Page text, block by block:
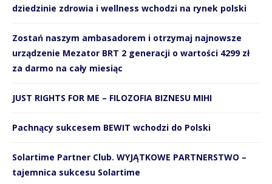
dziedzinie zdrowia i wellness wchodzi na rynek polski
Zostań naszym ambasadorem i otrzymaj najnowsze
urządzenie Mezator BRT 2 generacji o wartości 4299 zł
za darmo na cały miesiąc
JUST RIGHTS FOR ME – FILOZOFIA BIZNESU MIHI
Pachnący sukcesem BEWIT wchodzi do Polski
Solartime Partner Club. WYJĄTKOWE PARTNERSTWO –
tajemnica sukcesu Solartime